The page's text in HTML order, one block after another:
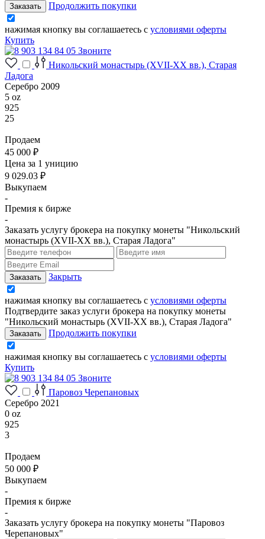
Продолжить покупки
нажимая кнопку вы соглашаетесь с условиями оферты
Купить
Звоните
Никольский монастырь (XVII-XX вв.), Старая
Ладога
Серебро 2009
5 oz
925
25
Продаем
45 000 ₽
Цена за 1 уницию
9 029.03 ₽
Выкупаем
-
Премия к бирже
-
Заказать услугу брокера на покупку монеты "Никольский
монастырь (XVII-XX вв.), Старая Ладога"
Закрыть
нажимая кнопку вы соглашаетесь с условиями оферты
Подтвердите заказ услуги брокера на покупку монеты
"Никольский монастырь (XVII-XX вв.), Старая Ладога"
Продолжить покупки
нажимая кнопку вы соглашаетесь с условиями оферты
Купить
Звоните
Паровоз Черепановых
Серебро 2021
0 oz
925
3
Продаем
50 000 ₽
Выкупаем
-
Премия к бирже
-
Заказать услугу брокера на покупку монеты "Паровоз
Черепановых"